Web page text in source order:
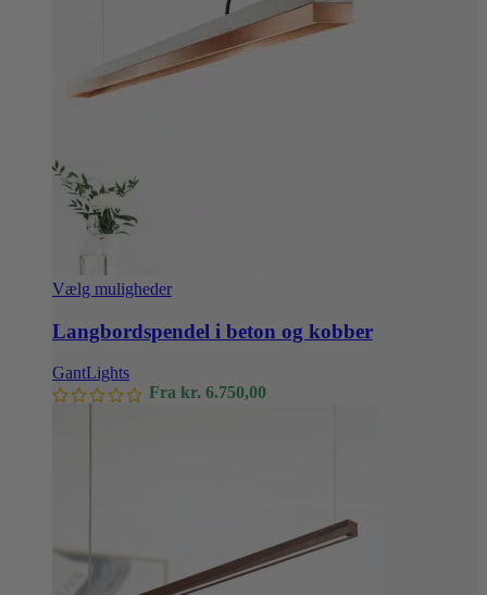
Vælg mulighederDette
har
flere
Mulighederne
Langbordspendel i beton og kobber
GantLights
Fra kr. 6.750,00